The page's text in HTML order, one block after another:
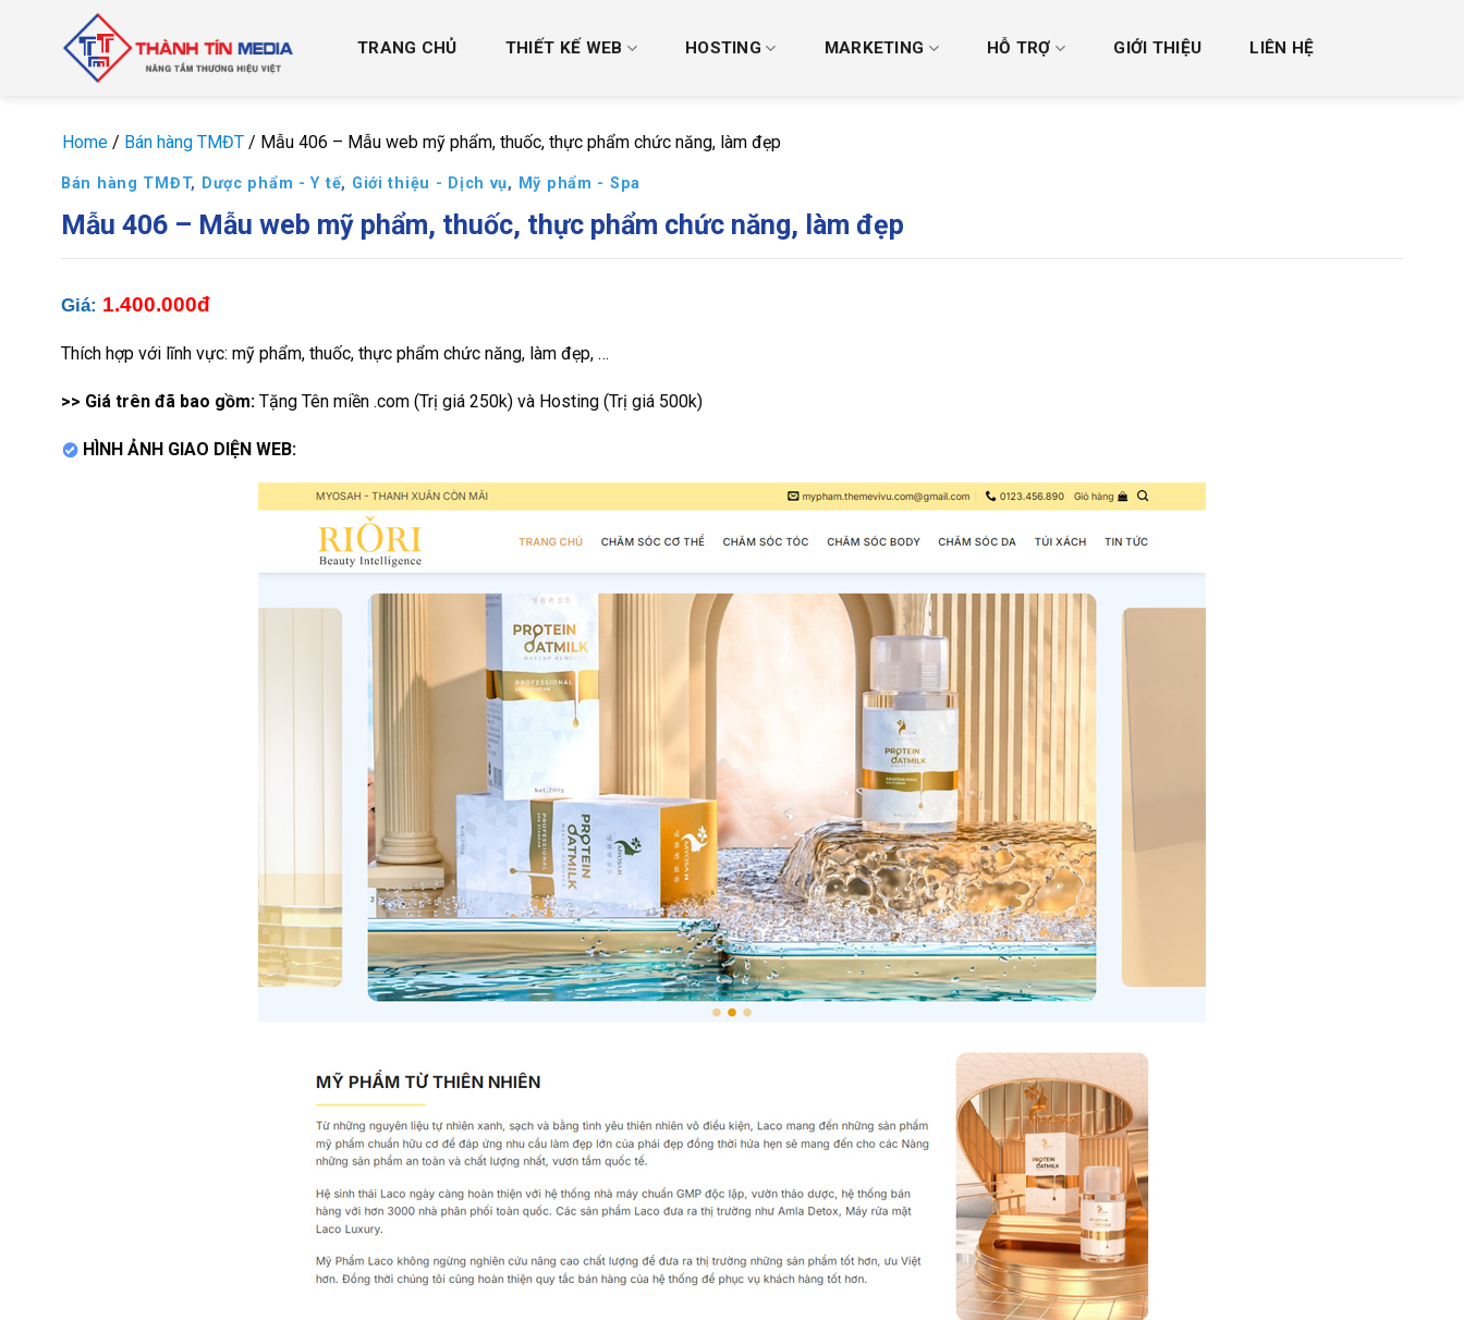
TRANG CHỦ THIẾT KẾ WEB HOSTING MARKETING HỖ TRỢ GIỚI THIỆU LIÊN HỆ
Home / Bán hàng TMĐT / Mẫu 406 – Mẫu web mỹ phẩm, thuốc, thực phẩm chức năng, làm đẹp
Bán hàng TMĐT, Dược phẩm - Y tế, Giới thiệu - Dịch vụ, Mỹ phẩm - Spa
Mẫu 406 – Mẫu web mỹ phẩm, thuốc, thực phẩm chức năng, làm đẹp
Giá: 1.400.000đ
Thích hợp với lĩnh vực: mỹ phẩm, thuốc, thực phẩm chức năng, làm đẹp, …
>> Giá trên đã bao gồm: Tặng Tên miền .com (Trị giá 250k) và Hosting (Trị giá 500k)
HÌNH ẢNH GIAO DIỆN WEB: